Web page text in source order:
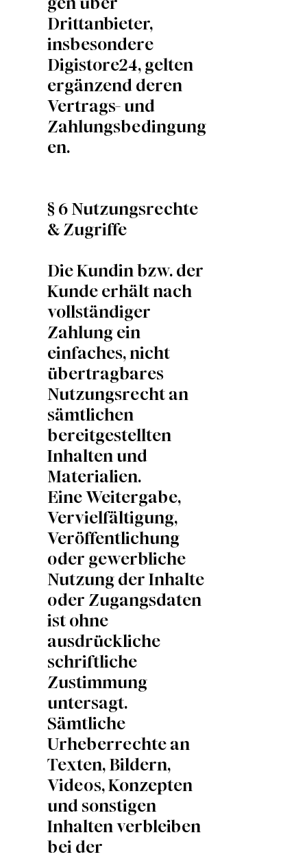
Drittanbieter,
insbesondere
Digistore24, gelten
ergänzend deren
Vertrags- und
Zahlungsbedingung
en.
§ 6 Nutzungsrechte
& Zugriffe
Die Kundin bzw. der
Kunde erhält nach
vollständiger
Zahlung ein
einfaches, nicht
übertragbares
Nutzungsrecht an
sämtlichen
bereitgestellten
Inhalten und
Materialien.
Eine Weitergabe,
Vervielfältigung,
Veröffentlichung
oder gewerbliche
Nutzung der Inhalte
oder Zugangsdaten
ist ohne
ausdrückliche
schriftliche
Zustimmung
untersagt.
Sämtliche
Urheberrechte an
Texten, Bildern,
Videos, Konzepten
und sonstigen
Inhalten verbleiben
bei der